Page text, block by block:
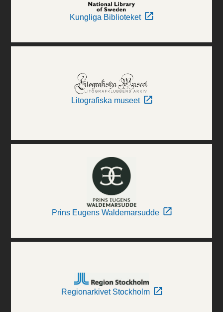
Kungliga Biblioteket
Litografiska museet
Prins Eugens Waldemarsudde
Regionarkivet Stockholm